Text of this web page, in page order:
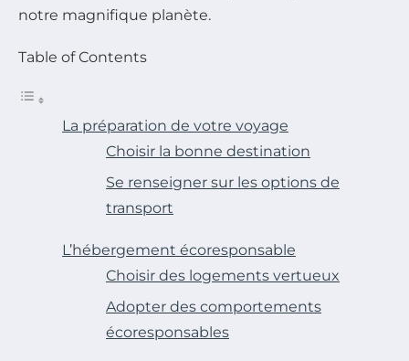
notre magnifique planète.
Table of Contents
La préparation de votre voyage
Choisir la bonne destination
Se renseigner sur les options de
transport
L’hébergement écoresponsable
Choisir des logements vertueux
Adopter des comportements
écoresponsables